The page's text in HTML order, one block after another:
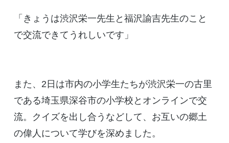
「きょうは渋沢栄一先生と福沢諭吉先生のこと
で交流できてうれしいです」
また、2日は市内の小学生たちが渋沢栄一の古里
である埼玉県深谷市の小学校とオンラインで交
流。クイズを出し合うなどして、お互いの郷土
の偉人について学びを深めました。